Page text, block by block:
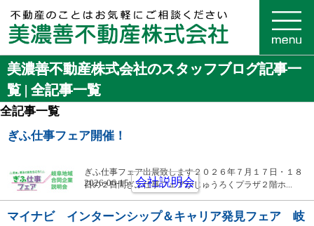
美濃善不動産株式会社のスタッフブログ記事一
覧 | 全記事一覧
全記事一覧
ぎふ仕事フェア開催！
ぎふ仕事フェア出展致します２０２６年７月１７日・１８
日の２日間ぎふ仕事フェアがじゅうろくプラザ２階ホ...
2026-06-15 会社説明会
マイナビ インターンシップ＆キャリア発見フェア 岐